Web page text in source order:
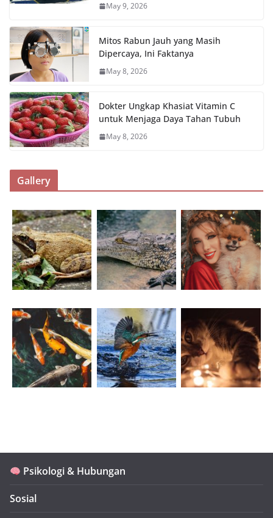
May 9, 2026
Mitos Rabun Jauh yang Masih
Dipercaya, Ini Faktanya
May 8, 2026
Dokter Ungkap Khasiat Vitamin C
untuk Menjaga Daya Tahan Tubuh
May 8, 2026
Gallery
Psikologi & Hubungan
Sosial